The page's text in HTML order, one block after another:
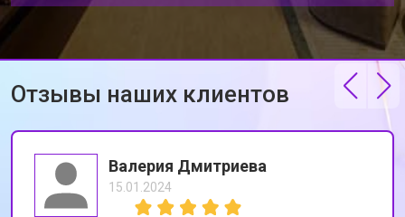
Отзывы наших клиентов
Валерия Дмитриева
15.01.2024